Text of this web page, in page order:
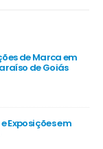
de Marca em
de Goiás
Exposições em